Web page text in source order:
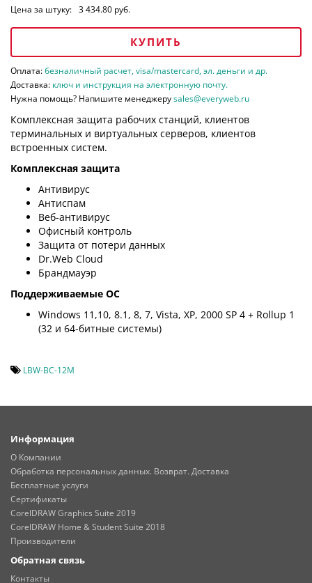
Цена за штуку: 3 434.80 руб.
КУПИТЬ
Оплата:безналичный расчет, visa/mastercard, эл. деньги и др.
Доставка: ключ и инструкция на электронную почту.
Нужна помощь? Напишите менеджеруsales@everyweb.ru
Комплексная защита рабочих станций, клиентов
терминальных и виртуальных серверов, клиентов
встроенных систем.
Комплексная защита
Антивирус
Антиспам
Веб-антивирус
Офисный контроль
Защита от потери данных
Dr.Web Cloud
Брандмауэр
Поддерживаемые ОС
Windows 11,10, 8.1, 8, 7, Vista, XP, 2000 SP 4 + Rollup 1
(32 и 64-битные системы)
LBW-BC-12M
Информация
О Компании
Обработка персональных данных. Возврат. Доставка
Бесплатные услуги
Сертификаты
CorelDRAW Graphics Suite 2019
CorelDRAW Home & Student Suite 2018
Производители
Обратная связь
Контакты